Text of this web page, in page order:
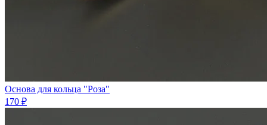
Основа для кольца "Роза"
170 ₽